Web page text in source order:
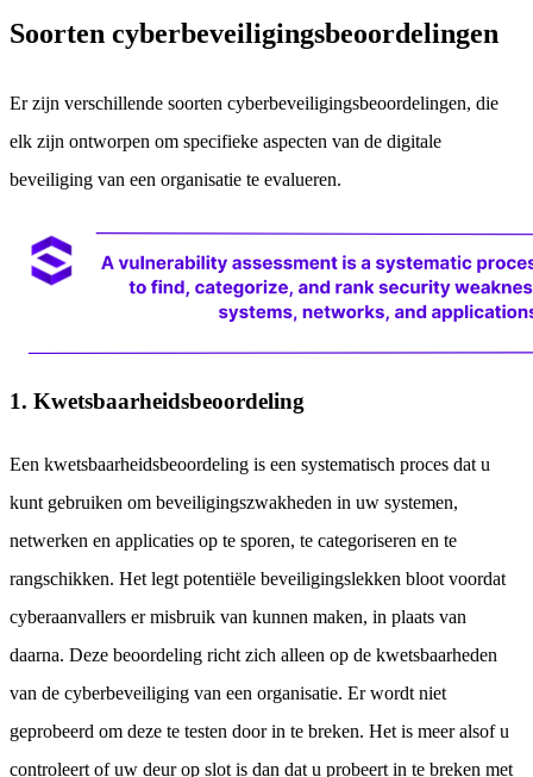
Soorten cyberbeveiligingsbeoordelingen
Er zijn verschillende soorten cyberbeveiligingsbeoordelingen, die
elk zijn ontworpen om specifieke aspecten van de digitale
beveiliging van een organisatie te evalueren.
1. Kwetsbaarheidsbeoordeling
Een kwetsbaarheidsbeoordeling is een systematisch proces dat u
kunt gebruiken om beveiligingszwakheden in uw systemen,
netwerken en applicaties op te sporen, te categoriseren en te
rangschikken. Het legt potentiële beveiligingslekken bloot voordat
cyberaanvallers er misbruik van kunnen maken, in plaats van
daarna. Deze beoordeling richt zich alleen op de kwetsbaarheden
van de cyberbeveiliging van een organisatie. Er wordt niet
geprobeerd om deze te testen door in te breken. Het is meer alsof u
controleert of uw deur op slot is dan dat u probeert in te breken met